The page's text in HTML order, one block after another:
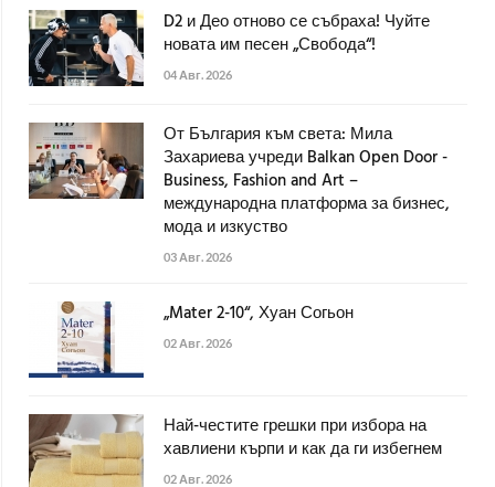
D2 и Део отново се събраха! Чуйте
новата им песен „Свобода“!
04 Авг. 2026
От България към света: Мила
Захариева учреди Balkan Open Door -
Business, Fashion and Art –
международна платформа за бизнес,
мода и изкуство
03 Авг. 2026
„Mater 2-10“, Хуан Согьон
02 Авг. 2026
Най-честите грешки при избора на
хавлиени кърпи и как да ги избегнем
02 Авг. 2026